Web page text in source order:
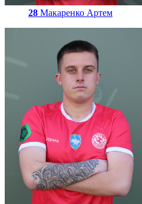
28 Макаренко Артем